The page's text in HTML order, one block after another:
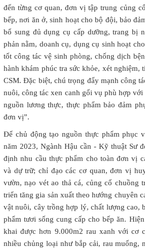
đến từng cơ quan, đơn vị tập trung củng
bếp, nơi ăn ở, sinh hoạt cho bộ đội, bảo
bổ sung đủ dụng cụ cấp dưỡng, trang bị
phản nằm, doanh cụ, dụng cụ sinh hoạt
tốt công tác vệ sinh phòng, chống dịch
hành khám phúc tra sức khỏe, xét nghiệm,
CSM. Đặc biệt, chú trọng đẩy mạnh công
nuôi, công tác xen canh gối vụ phù hợp
nguồn lương thực, thực phẩm bảo đảm
đơn vị”.
Để chủ động tạo nguồn thực phẩm phục
năm 2023, Ngành Hậu cần - Kỹ thuật Sư
định nhu cầu thực phẩm cho toàn đơn vị
và dự trữ; chỉ đạo các cơ quan, đơn vị
vườn, nạo vét ao thả cá, củng cố chuồng
triển tăng gia sản xuất theo hướng chuyên
vật nuôi, cây trồng hợp lý, chất lượng cao,
phẩm tươi sống cung cấp cho bếp ăn.
khai được hơn 9.000m2 rau xanh với cơ
nhiều chủng loại như bắp cải, rau muống,